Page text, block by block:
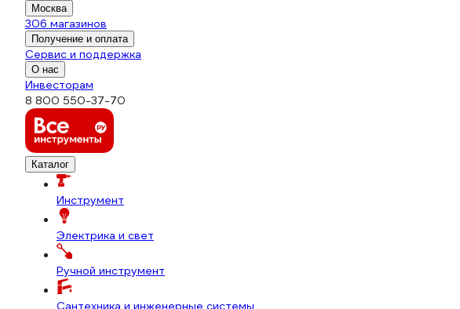
Москва
306 магазинов
Получение и оплата
Сервис и поддержка
О нас
Инвесторам
8 800 550-37-70
Каталог
Инструмент
Электрика и свет
Ручной инструмент
Сантехника и инженерные системы